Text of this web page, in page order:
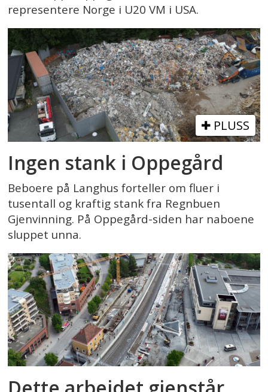
representere Norge i U20 VM i USA.
PLUSS
Ingen stank i Oppegård
Beboere på Langhus forteller om fluer i
tusentall og kraftig stank fra Regnbuen
Gjenvinning. På Oppegård-siden har naboene
sluppet unna.